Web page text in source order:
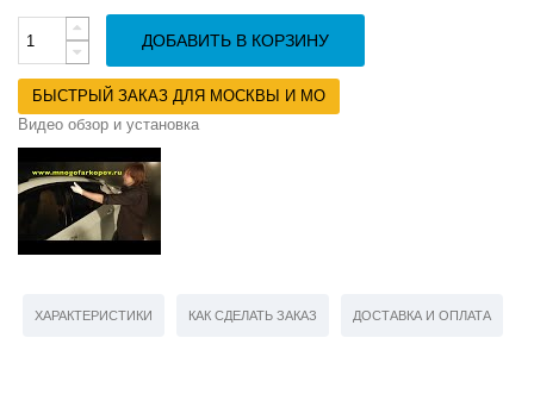
ДОБАВИТЬ В КОРЗИНУ
БЫСТРЫЙ ЗАКАЗ ДЛЯ МОСКВЫ И МО
Видео обзор и установка
ХАРАКТЕРИСТИКИ КАК СДЕЛАТЬ ЗАКАЗ ДОСТАВКА И ОПЛАТА